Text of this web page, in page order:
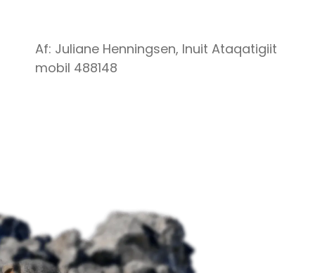
Af: Juliane Henningsen, Inuit Ataqatigiit
mobil 488148